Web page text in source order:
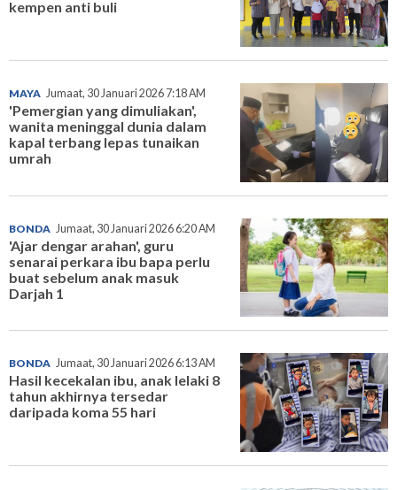
kempen anti buli
MAYA Jumaat, 30 Januari 2026 7:18 AM
'Pemergian yang dimuliakan',
wanita meninggal dunia dalam
kapal terbang lepas tunaikan
umrah
BONDA Jumaat, 30 Januari 2026 6:20 AM
'Ajar dengar arahan', guru
senarai perkara ibu bapa perlu
buat sebelum anak masuk
Darjah 1
BONDA Jumaat, 30 Januari 2026 6:13 AM
Hasil kecekalan ibu, anak lelaki 8
tahun akhirnya tersedar
daripada koma 55 hari